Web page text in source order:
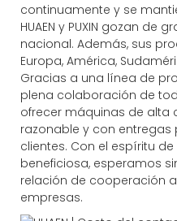
continuamente y se
HUAEN y PUXIN gozan de
nacional. Además, sus
Europa, América,
Gracias a una línea de
plena colaboración de
ofrecer máquinas de alta
razonable y con entregas
clientes. Con el espíritu
beneficiosa, esperamos
relación de cooperación
empresas.